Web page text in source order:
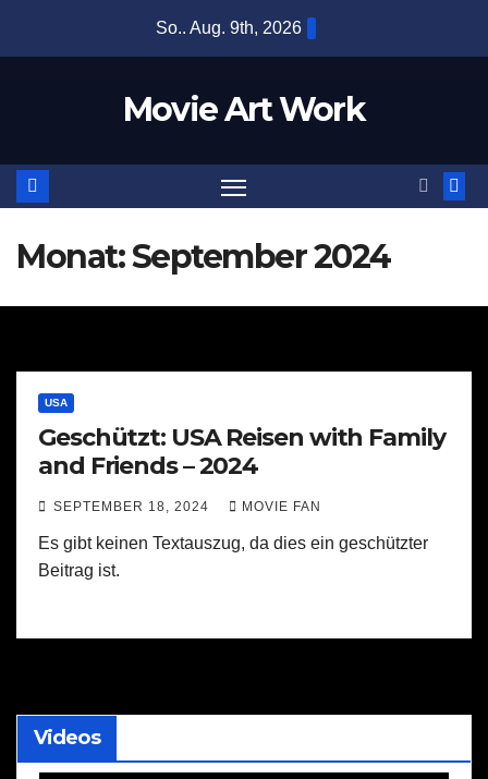
So.. Aug. 9th, 2026
Movie Art Work
Monat:September 2024
USA
Geschützt: USA Reisen with Family
and Friends – 2024
SEPTEMBER 18, 2024 MOVIE FAN
Es gibt keinen Textauszug, da dies ein geschützter
Beitrag ist.
Videos